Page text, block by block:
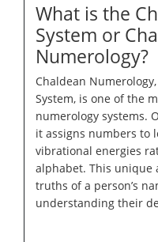
What is the
System or
Numerology?
Chaldean
System, is one of the
numerology systems.
it assigns numbers to
vibrational energies
alphabet. This unique
truths of a person’s
understanding their